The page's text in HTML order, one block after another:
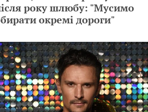
року шлюбу: "Мусимо
окремі дороги"